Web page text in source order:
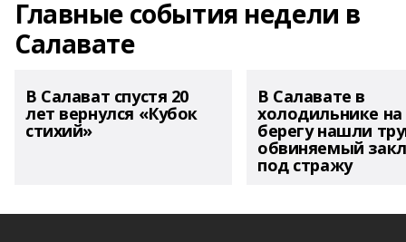
Главные события недели в
Салавате
В Салават спустя 20
лет вернулся «Кубок
стихий»
В Салавате в
холодильнике на
берегу нашли
обвиняемый
под стражу